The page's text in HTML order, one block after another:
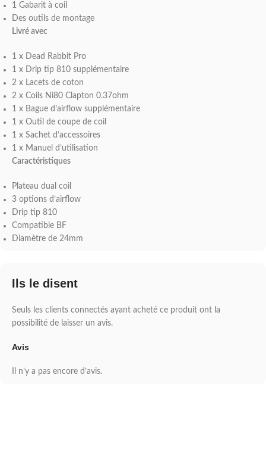
1 Gabarit à coil
Des outils de montage
Livré avec
1 x Dead Rabbit Pro
1 x Drip tip 810 supplémentaire
2 x Lacets de coton
2 x Coils Ni80 Clapton 0.37ohm
1 x Bague d’airflow supplémentaire
1 x Outil de coupe de coil
1 x Sachet d’accessoires
1 x Manuel d’utilisation
Caractéristiques
Plateau dual coil
3 options d’airflow
Drip tip 810
Compatible BF
Diamètre de 24mm
Ils le disent
Avis
Il n’y a pas encore d’avis.
Seuls les clients connectés ayant acheté ce produit ont la
possibilité de laisser un avis.